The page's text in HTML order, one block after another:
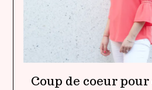
Coup de coeur